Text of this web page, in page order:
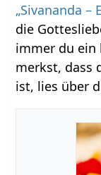
„Sivananda –
die
immer du ein
merkst, dass
ist, lies über